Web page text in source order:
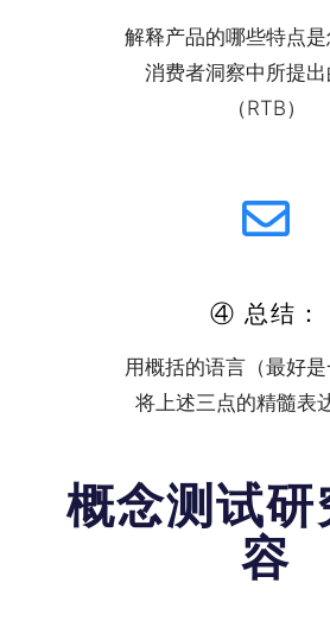
解释产品的哪些特点
消费者洞察中所提
（RTB）
④ 总结：
用概括的语言（最好是
将上述三点的精髓表
概念测试研
容